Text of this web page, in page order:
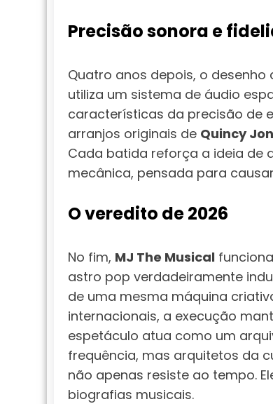
Precisão sonora e
Quatro anos depois, o
utiliza um sistema de áudio
características da precisão de
arranjos originais de Quincy
Cada batida reforça a ideia de
mecânica, pensada para
O veredito de 2026
No fim, MJ The Musical
astro pop verdadeiramente
de uma mesma máquina
internacionais, a execução
espetáculo atua como um
frequência, mas arquitetos da
não apenas resiste ao tempo.
biografias musicais.